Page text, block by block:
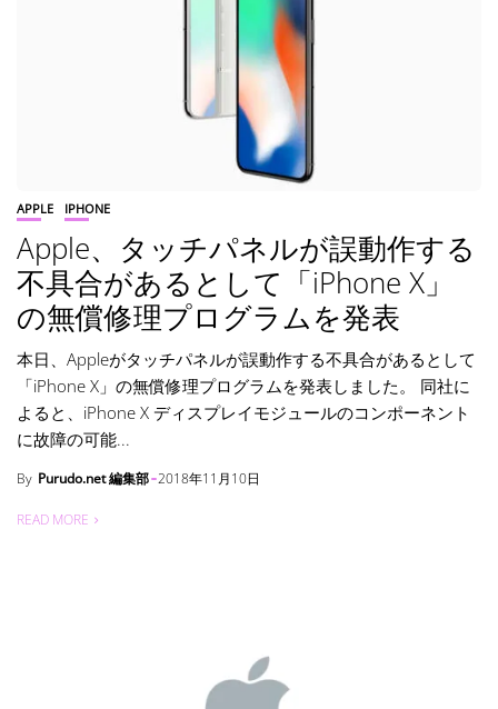
APPLE IPHONE
Apple、タッチパネルが誤動作する
不具合があるとして「iPhone X」
の無償修理プログラムを発表
本日、Appleがタッチパネルが誤動作する不具合があるとして
「iPhone X」の無償修理プログラムを発表しました。 同社に
よると、iPhone X ディスプレイモジュールのコンポーネント
に故障の可能...
By Purudo.net 編集部 2018年11月10日
READ MORE